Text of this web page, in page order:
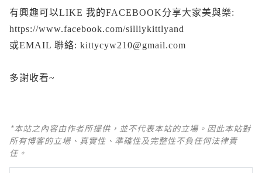
有興趣可以LIKE 我的FACEBOOK分享大家美與樂:
https://www.facebook.com/silliykittlyand
或EMAIL 聯絡: kittycyw210@gmail.com
多謝收看~
*本站之內容由作者所提供，並不代表本站的立場。因此本站對
所有博客的立場、真實性、準確性及完整性不負任何法律責
任。